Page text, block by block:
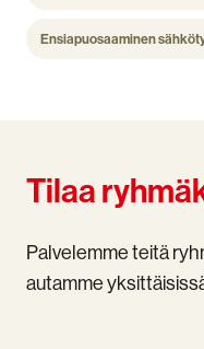
Ensiapuosaaminen
Tilaa
Palvelemme teitä
autamme